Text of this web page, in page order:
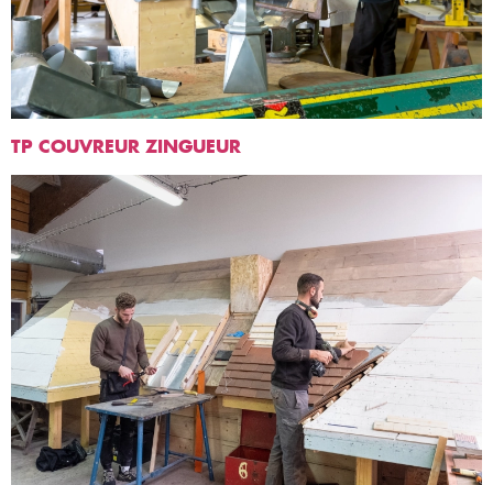
TP COUVREUR ZINGUEUR